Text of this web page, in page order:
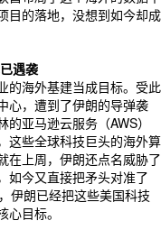
目的落地，没想到如今却成
遇袭
的海外基建当成目标。受此
心，遭到了伊朗的导弹袭
亚马逊云服务（AWS）
这些全球科技巨头的海外算
在上周，伊朗还点名威胁了
如今又直接把矛头对准了
伊朗已经把这些美国科技
目标。